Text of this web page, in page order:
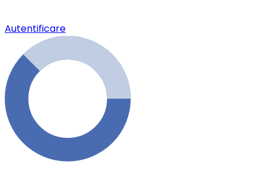
Autentificare